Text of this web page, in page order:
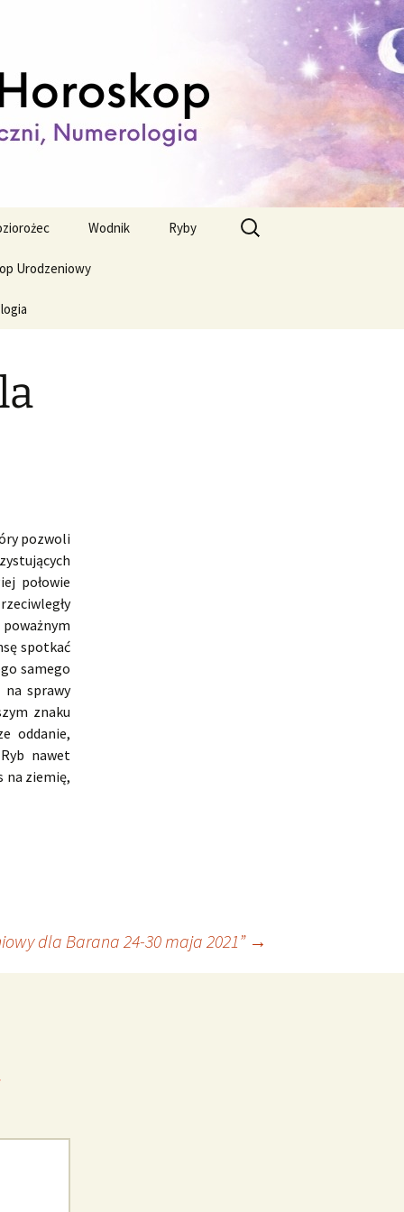
Wodnik Ryby
Urodzeniowy
Szukaj:
pozwoli
połowie
spotkać
samego
sprawy
znaku
oddanie,
nawet
na ziemię,
dla Barana 24-30 maja 2021” →